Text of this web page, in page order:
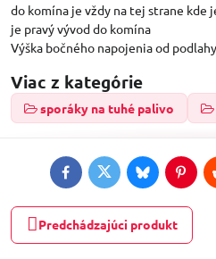
do komína je vždy na tej strane kde
je pravý vývod do komína
Výška bočného napojenia od
Viac z kategórie
sporáky na tuhé palivo
FacebookTwitterBluesky
Predchádzajúci produkt